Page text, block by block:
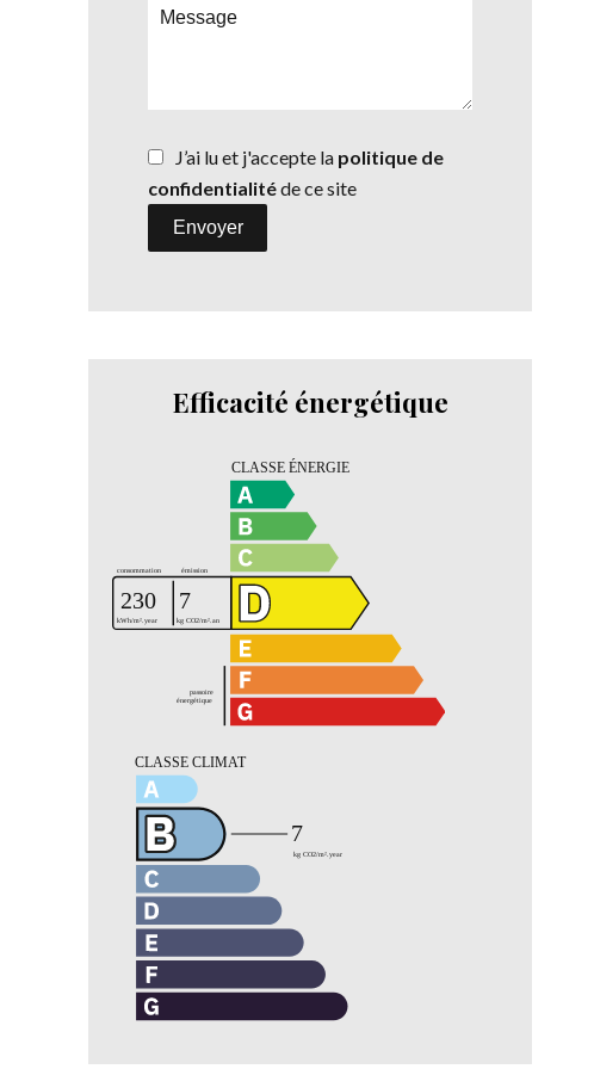
J’ai lu et j'accepte la politique de
confidentialitéde ce site
Envoyer
Efficacité énergétique